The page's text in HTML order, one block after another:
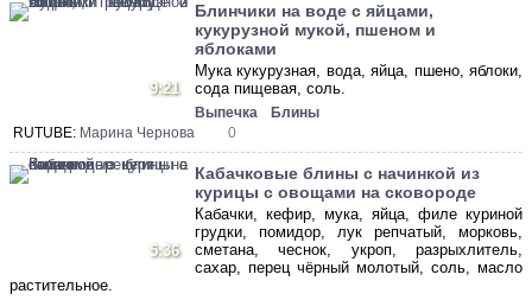
9:21
Блинчики на воде с яйцами,
кукурузной мукой, пшеном и
яблоками
Мука кукурузная, вода, яйца, пшено, яблоки,
сода пищевая, соль.
Выпечка
Блины
RUTUBE: Марина Чернова 0
5:36
Кабачковые блины с начинкой из
курицы с овощами на сковороде
Кабачки, кефир, мука, яйца, филе куриной
грудки, помидор, лук репчатый, морковь,
сметана, чеснок, укроп, разрыхлитель,
сахар, перец чёрный молотый, соль, масло
растительное.